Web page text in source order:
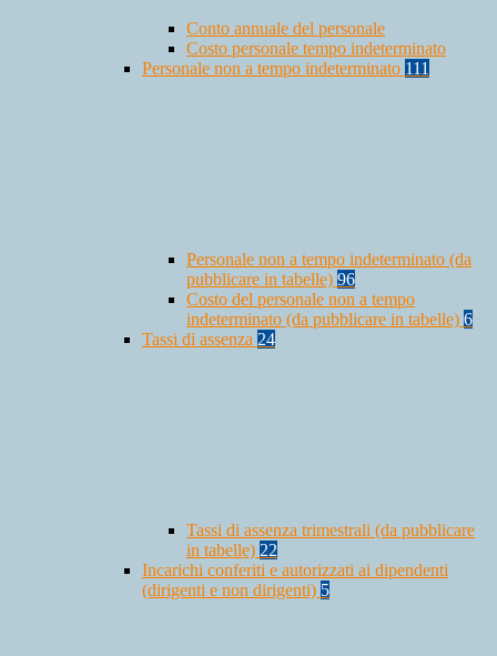
Conto annuale del personale
Costo personale tempo indeterminato
Personale non a tempo indeterminato 111
Personale non a tempo indeterminato (da
pubblicare in tabelle) 96
Costo del personale non a tempo
indeterminato (da pubblicare in tabelle) 6
Tassi di assenza 24
Tassi di assenza trimestrali (da pubblicare
in tabelle) 22
Incarichi conferiti e autorizzati ai dipendenti
(dirigenti e non dirigenti) 5